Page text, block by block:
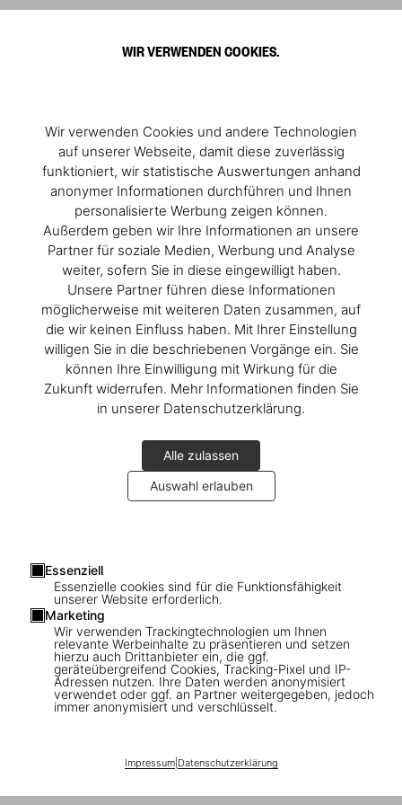
WIR VERWENDEN COOKIES.
Wir verwenden Cookies und andere Technologien
auf unserer Webseite, damit diese zuverlässig
funktioniert, wir statistische Auswertungen anhand
anonymer Informationen durchführen und Ihnen
personalisierte Werbung zeigen können.
Außerdem geben wir Ihre Informationen an unsere
Partner für soziale Medien, Werbung und Analyse
weiter, sofern Sie in diese eingewilligt haben.
Unsere Partner führen diese Informationen
möglicherweise mit weiteren Daten zusammen, auf
die wir keinen Einfluss haben. Mit Ihrer Einstellung
willigen Sie in die beschriebenen Vorgänge ein. Sie
können Ihre Einwilligung mit Wirkung für die
Zukunft widerrufen. Mehr Informationen finden Sie
in unserer Datenschutzerklärung.
Alle zulassen
Auswahl erlauben
Essenziell
Essenzielle cookies sind für die Funktionsfähigkeit
unserer Website erforderlich.
Marketing
Wir verwenden Trackingtechnologien um Ihnen
relevante Werbeinhalte zu präsentieren und setzen
hierzu auch Drittanbieter ein, die ggf.
geräteübergreifend Cookies, Tracking-Pixel und IP-
Adressen nutzen. Ihre Daten werden anonymisiert
verwendet oder ggf. an Partner weitergegeben, jedoch
immer anonymisiert und verschlüsselt.
Impressum| Datenschutzerklärung
Santiago Calatrava in New York
A signing with the architect
Connect
Company
Verbraucherinformationen
Abonnieren Sie unseren Newsletter
2026– TASCHEN GmbH, Hohenzollernring 53, D–50672